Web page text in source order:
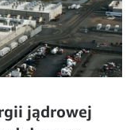
jądrowej